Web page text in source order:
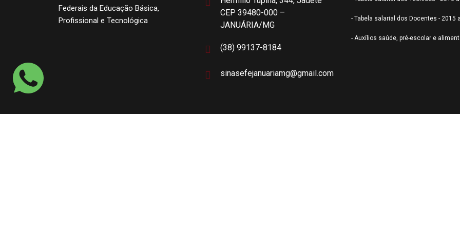
Federais da Educação Básica,
Profissional e Tecnológica
CEP 39480-000 –
JANUÁRIA/MG
(38) 99137-8184
sinasefejanuariamg@gmail.com
- Tabela salarial dos Docentes - 2015
- Auxílios saúde, pré-escolar e